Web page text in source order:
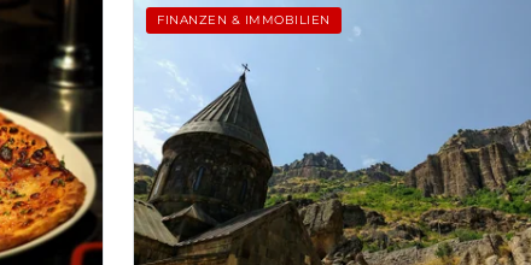
FINANZEN & IMMOBILIEN